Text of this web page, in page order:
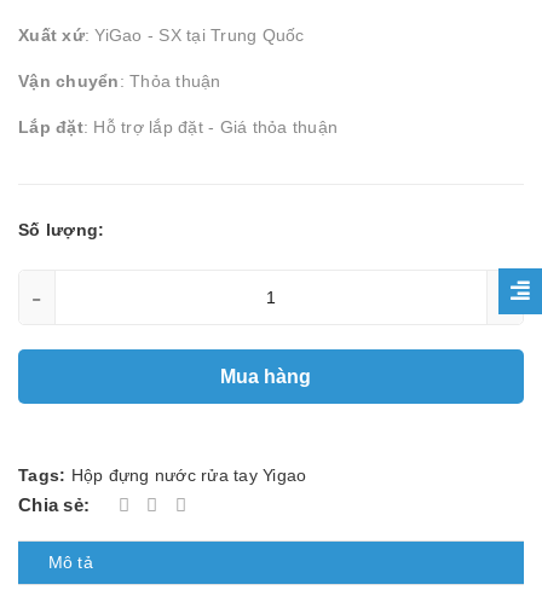
Xuất xứ: YiGao - SX tại Trung Quốc
Vận chuyển: Thỏa thuận
Lắp đặt: Hỗ trợ lắp đặt - Giá thỏa thuận
Số lượng:
- +
Mua hàng
Tags: Hộp đựng nước rửa tay Yigao
Chia sẻ:
Mô tả